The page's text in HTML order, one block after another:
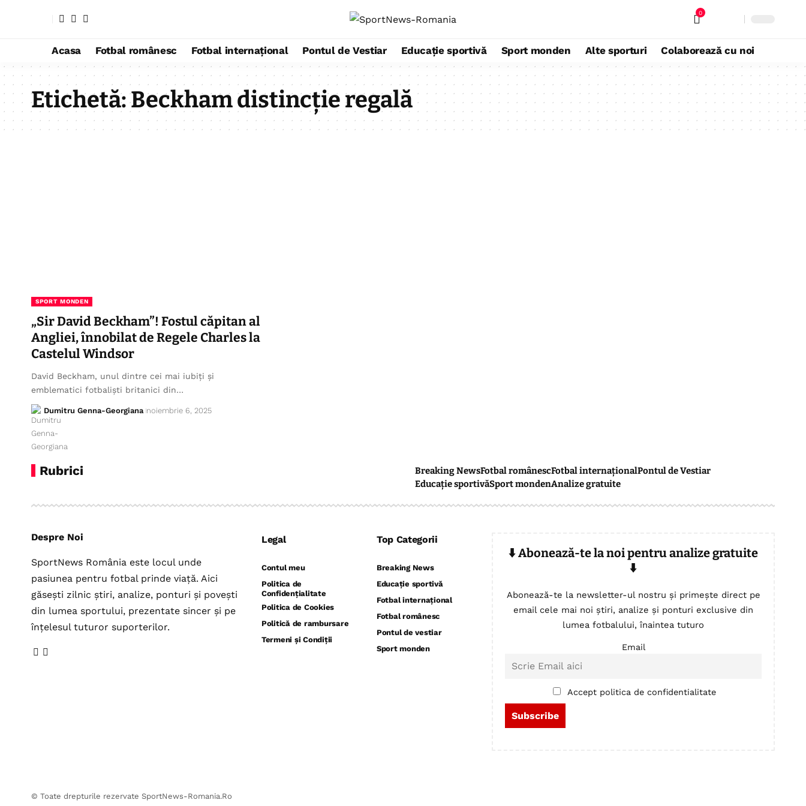
0
Acasa Fotbal românesc Fotbal internațional Pontul de Vestiar Educație sportivă Sport monden Alte sporturi Colaborează cu noi
Etichetă:Beckham distincție regală
SPORT MONDEN
„Sir David Beckham”! Fostul căpitan al
Angliei, înnobilat de Regele Charles la
Castelul Windsor
David Beckham, unul dintre cei mai iubiți și
emblematici fotbaliști britanici din…
Dumitru Genna-Georgiana noiembrie 6, 2025
Rubrici Breaking NewsFotbal românescFotbal internaționalPontul de Vestiar
Educație sportivăSport mondenAnalize gratuite
Despre Noi
SportNews România este locul unde
pasiunea pentru fotbal prinde viață. Aici
găsești zilnic știri, analize, ponturi și povești
din lumea sportului, prezentate sincer și pe
înțelesul tuturor suporterilor.
Legal
Contul meu
Politica de
Confidențialitate
Politica de Cookies
Politică de rambursare
Termeni și Condiții
Top Categorii
Breaking News
Educație sportivă
Fotbal internațional
Fotbal românesc
Pontul de vestiar
Sport monden
⬇️ Abonează-te la noi pentru analize gratuite
⬇️
Abonează-te la newsletter-ul nostru și primește direct pe
email cele mai noi știri, analize și ponturi exclusive din
lumea fotbalului, înaintea tuturo
Email
Accept politica de confidentialitate
© Toate drepturile rezervate SportNews-Romania.Ro